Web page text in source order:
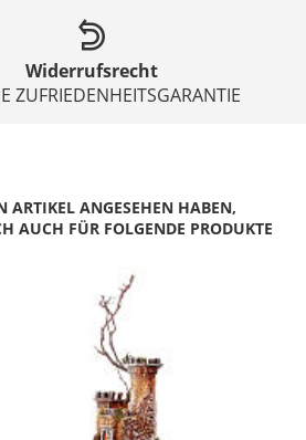
Widerrufsrecht
ZUFRIEDENHEITSGARANTIE
ARTIKEL ANGESEHEN HABEN,
AUCH FÜR FOLGENDE PRODUKTE